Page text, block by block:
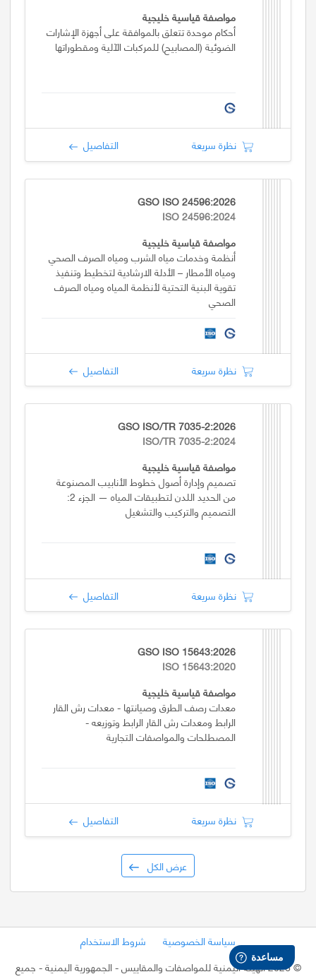
مواصفة قياسية خليجية
أحكام موحدة تتعلق بالموافقة على أجهزة الإشارات
الضوئية (المصابيح) للمركبات الآلية ومقطوراتها
نظرة سريعة التفاصيل
GSO ISO 24596:2026
ISO 24596:2024
مواصفة قياسية خليجية
أنظمة وخدمات مياه الشرب ومياه الصرف الصحي
ومياه الأمطار – الأدلة الارشادية لتخطيط وتنفيذ
تقوية البنية التحتية لأنظمة المياه ومياه الصرف
الصحي
نظرة سريعة التفاصيل
GSO ISO/TR 7035-2:2026
ISO/TR 7035-2:2024
مواصفة قياسية خليجية
تصميم وإدارة أصول خطوط الأنابيب المصنوعة
من الحديد اللدن لتطبيقات المياه — الجزء 2:
التصميم والتركيب والتشغيل
نظرة سريعة التفاصيل
GSO ISO 15643:2026
ISO 15643:2020
مواصفة قياسية خليجية
معدات رصف الطرق وصيانتها - معدات رش القار
الرابط ومعدات رش القار الرابط وتوزيعه -
المصطلحات والمواصفات التجارية
نظرة سريعة التفاصيل
عرض الكل
سياسة الخصوصية
شروط الاستخدام
©2026 الهيئة اليمنية للمواصفات والمقاييس - الجمهورية اليمنية
- جميع